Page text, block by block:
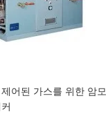
어된 가스를 위한 암모